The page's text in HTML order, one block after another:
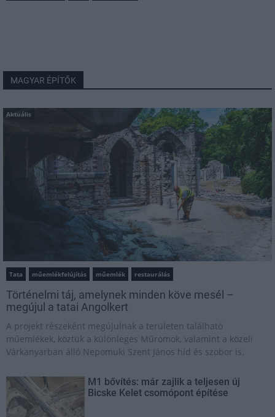
MAGYAR ÉPÍTŐK
Aktuális
Tata műemlékfelújítás műemlék restaurálás
Történelmi táj, amelynek minden köve mesél –
megújul a tatai Angolkert
A projekt részeként megújulnak a területen található
műemlékek, köztük a különleges Műromok, valamint a közeli
Várkanyarban álló Nepomuki Szent János híd és szobor is.
M1 bővítés: már zajlik a teljesen új
Bicske Kelet csomópont építése